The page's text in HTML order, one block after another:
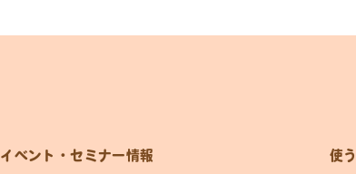
イベント・セミナー情報 使